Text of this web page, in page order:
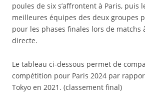
poules de six s’affrontent à Paris, puis
meilleures équipes des deux groupes
pour les phases finales lors de matchs
directe.
Le tableau ci-dessous permet de
compétition pour Paris 2024 par
Tokyo en 2021. (classement final)